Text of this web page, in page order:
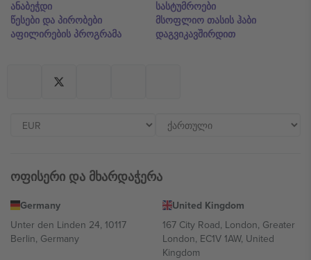
ანაბეჭდი
წესები და პირობები
აფილირების პროგრამა
სასტუმროები
მსოფლიო თასის ჰაბი
დაგვიკავშირდით
ოფისერი და მხარდაჭერა
Germany
Unter den Linden 24, 10117
Berlin, Germany
United Kingdom
167 City Road, London, Greater
London, EC1V 1AW, United
Kingdom